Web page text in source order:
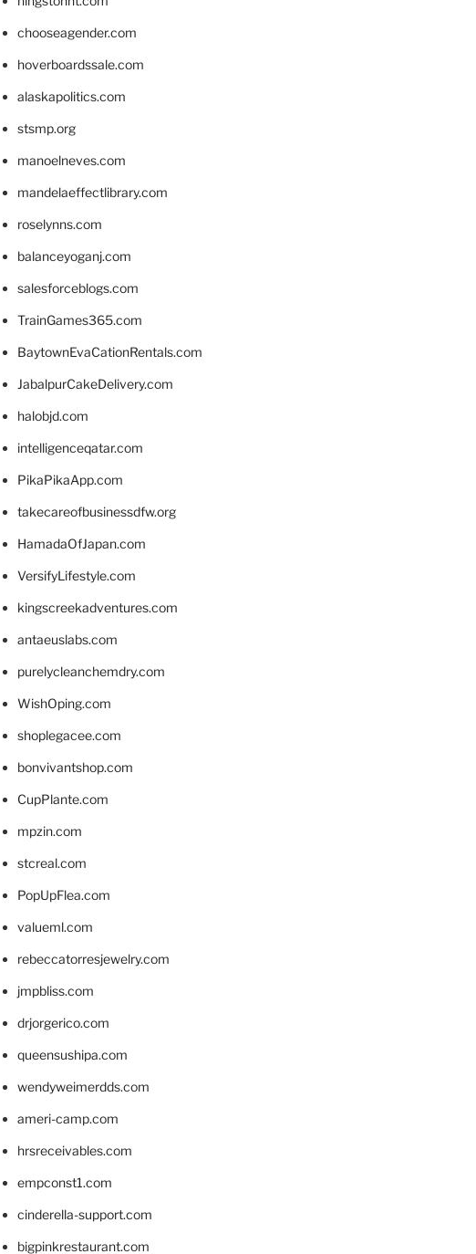
chooseagender.com
hoverboardssale.com
alaskapolitics.com
stsmp.org
manoelneves.com
mandelaeffectlibrary.com
roselynns.com
balanceyoganj.com
salesforceblogs.com
TrainGames365.com
BaytownEvaCationRentals.com
JabalpurCakeDelivery.com
halobjd.com
intelligenceqatar.com
PikaPikaApp.com
takecareofbusinessdfw.org
HamadaOfJapan.com
VersifyLifestyle.com
kingscreekadventures.com
antaeuslabs.com
purelycleanchemdry.com
WishOping.com
shoplegacee.com
bonvivantshop.com
CupPlante.com
mpzin.com
stcreal.com
PopUpFlea.com
valueml.com
rebeccatorresjewelry.com
jmpbliss.com
drjorgerico.com
queensushipa.com
wendyweimerdds.com
ameri-camp.com
hrsreceivables.com
empconst1.com
cinderella-support.com
bigpinkrestaurant.com